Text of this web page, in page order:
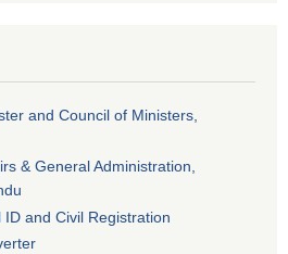
and Council of Ministers,
& General Administration,
and Civil Registration